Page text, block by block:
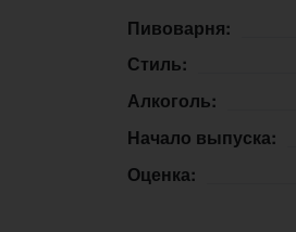
Пивоварня:
Стиль:
Алкоголь:
Начало выпуска:
Оценка: